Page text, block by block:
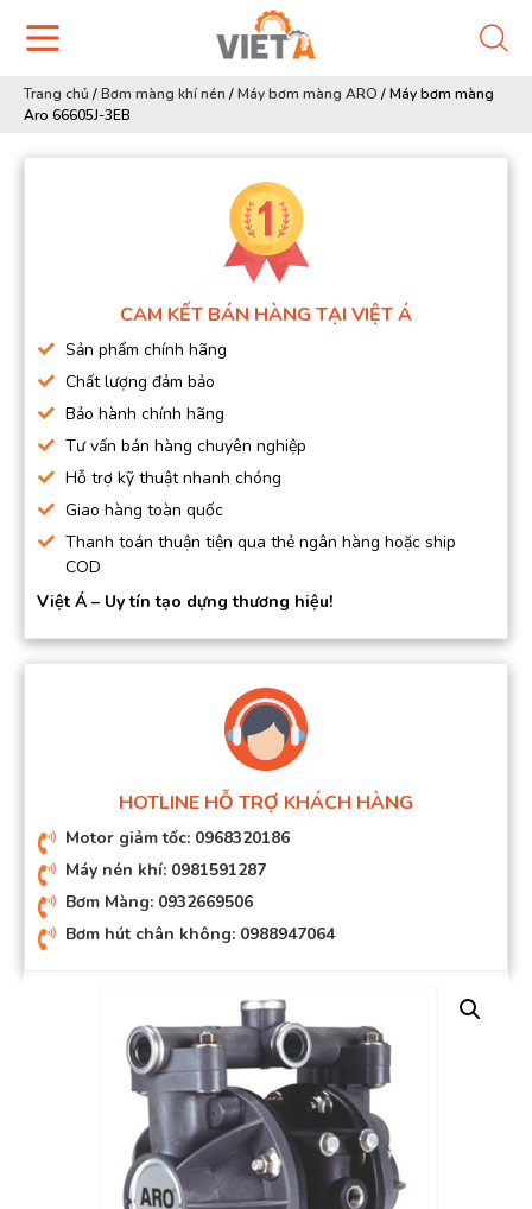
Trang chủ /Bơm màng khí nén /Máy bơm màng ARO /Máy bơm màng
Aro 66605J-3EB
CAM KẾT BÁN HÀNG TẠI VIỆT Á
Sản phẩm chính hãng
Chất lượng đảm bảo
Bảo hành chính hãng
Tư vấn bán hàng chuyên nghiệp
Hỗ trợ kỹ thuật nhanh chóng
Giao hàng toàn quốc
Thanh toán thuận tiện qua thẻ ngân hàng hoặc ship
COD
Việt Á – Uy tín tạo dựng thương hiệu!
HOTLINE HỖ TRỢ KHÁCH HÀNG
Motor giảm tốc: 0968320186
Máy nén khí: 0981591287
Bơm Màng: 0932669506
Bơm hút chân không: 0988947064